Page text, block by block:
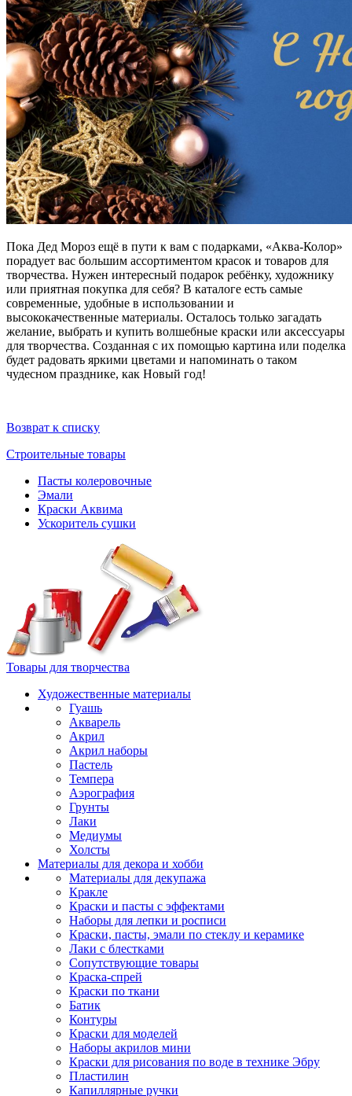
Пока Дед Мороз ещё в пути к вам с подарками, «Аква-Колор»
порадует вас большим ассортиментом красок и товаров для
творчества. Нужен интересный подарок ребёнку, художнику
или приятная покупка для себя? В каталоге есть самые
современные, удобные в использовании и
высококачественные материалы. Осталось только загадать
желание, выбрать и купить волшебные краски или аксессуары
для творчества. Созданная с их помощью картина или поделка
будет радовать яркими цветами и напоминать о таком
чудесном празднике, как Новый год!
Возврат к списку
Строительные товары
Пасты колеровочные
Эмали
Краски Аквима
Ускоритель сушки
Товары для творчества
Художественные материалы
Гуашь
Акварель
Акрил
Акрил наборы
Пастель
Темпера
Аэрография
Грунты
Лаки
Медиумы
Холсты
Материалы для декора и хобби
Материалы для декупажа
Кракле
Краски и пасты с эффектами
Наборы для лепки и росписи
Краски, пасты, эмали по стеклу и керамике
Лаки с блестками
Сопутствующие товары
Краска-спрей
Краски по ткани
Батик
Контуры
Краски для моделей
Наборы акрилов мини
Краски для рисования по воде в технике Эбру
Пластилин
Капиллярные ручки